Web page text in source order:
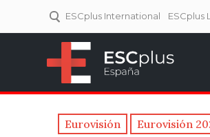
ESCplus International ESCplus
Eurovisión Eurovisión